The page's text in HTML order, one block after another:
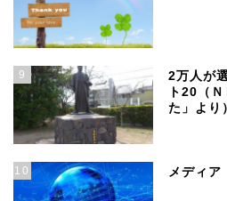
9
2万人が
ト20（
た」より
10 メディア